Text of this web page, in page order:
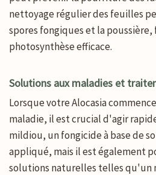
nettoyage régulier des feuilles
spores fongiques et la poussière,
photosynthèse efficace.
Solutions aux maladies et
Lorsque votre Alocasia
maladie, il est crucial d'agir
mildiou, un fongicide à base de
appliqué, mais il est également
solutions naturelles telles qu'un